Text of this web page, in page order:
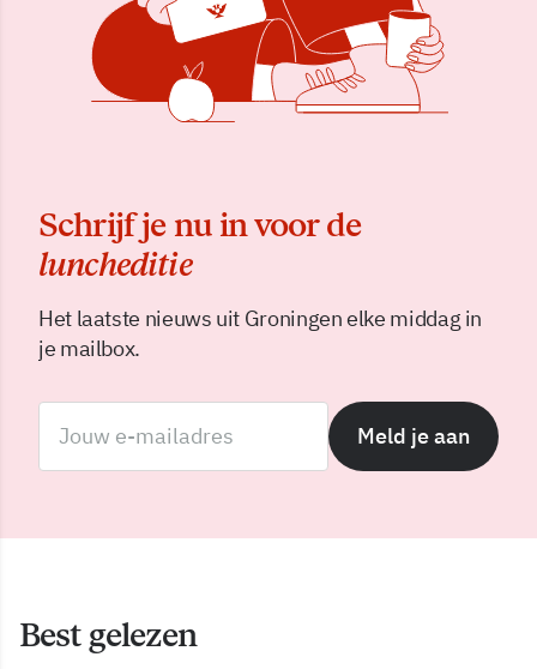
Schrijf je nu in voor de
luncheditie
Het laatste nieuws uit Groningen elke middag in
je mailbox.
Meld je aan
Best gelezen